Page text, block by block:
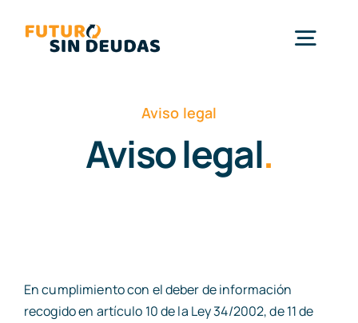
contenido
Quiénes Somos
Ley de la Segunda Oportunidad
Blog
Aviso legal
Aviso legal.
En cumplimiento con el deber de información
recogido en artículo 10 de la Ley 34/2002, de 11 de